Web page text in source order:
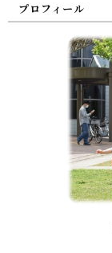
プロフィール